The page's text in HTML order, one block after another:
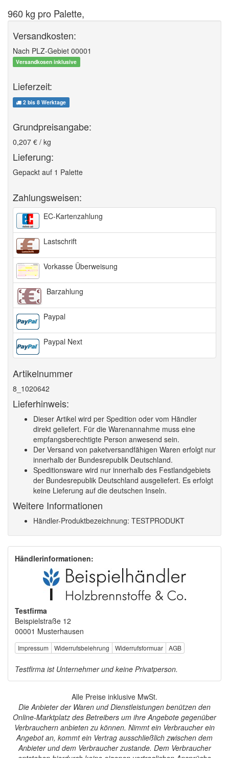
960 kg pro Palette,
Versandkosten:
Nach PLZ-Gebiet 00001
Versandkosen inklusive
Lieferzeit:
2 bis 8 Werktage
Grundpreisangabe:
0,207 € / kg
Lieferung:
Gepackt auf 1 Palette
Zahlungsweisen:
EC-Kartenzahlung
Lastschrift
Vorkasse Überweisung
Barzahlung
Paypal
Paypal Next
Artikelnummer
8_1020642
Lieferhinweis:
Dieser Artikel wird per Spedition oder vom Händler
direkt geliefert. Für die Warenannahme muss eine
empfangsberechtigte Person anwesend sein.
Der Versand von paketversandfähigen Waren erfolgt nur
innerhalb der Bundesrepublik Deutschland.
Speditionsware wird nur innerhalb des Festlandgebiets
der Bundesrepublik Deutschland ausgeliefert. Es erfolgt
keine Lieferung auf die deutschen Inseln.
Weitere Informationen
Händler-Produktbezeichnung: TESTPRODUKT
Händlerinformationen:
Testfirma
Beispielstraße 12
00001 Musterhausen
Impressum Widerrufsbelehrung Widerrufsformuar AGB
Testfirma ist Unternehmer und keine Privatperson.
Alle Preise inklusive MwSt.
Die Anbieter der Waren und Dienstleistungen benützen den
Online-Marktplatz des Betreibers um ihre Angebote gegenüber
Verbrauchern anbieten zu können. Nimmt ein Verbraucher ein
Angebot an, kommt ein Vertrag ausschließlich zwischen dem
Anbieter und dem Verbraucher zustande. Dem Verbraucher